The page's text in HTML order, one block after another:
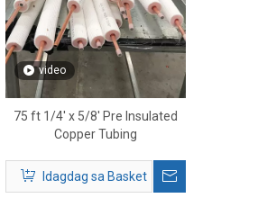
video
75 ft 1/4' x 5/8' Pre Insulated
Copper Tubing
Idagdag sa Basket